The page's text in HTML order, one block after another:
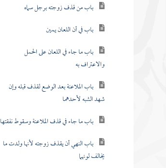
باب من قذف زوجته برجل سماه
باب في أن اللعان يمين
باب ما جاء في اللعان على الحمل
والاعتراف به
باب الملاعنة بعد الوضع لقذف قبله وإن
شهد الشبه لأحدهما
باب ما جاء في قذف الملاعنة وسقوط نفقتها
باب النهي أن يقذف زوجته لأنها ولدت ما
يخالف لونهما